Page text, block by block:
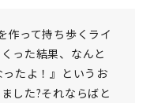
作って持ち歩くライ
った結果、なんと
たよ！』というお
した?それならばと